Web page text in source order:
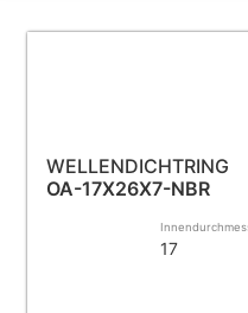
WELLENDICHTRING
OA-17X26X7-NBR
17